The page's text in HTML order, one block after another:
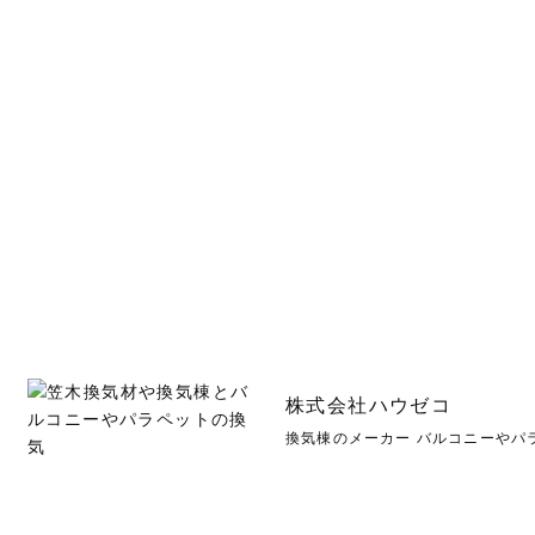
株式会社ハウゼコ
換気棟のメーカー バルコニーやパ